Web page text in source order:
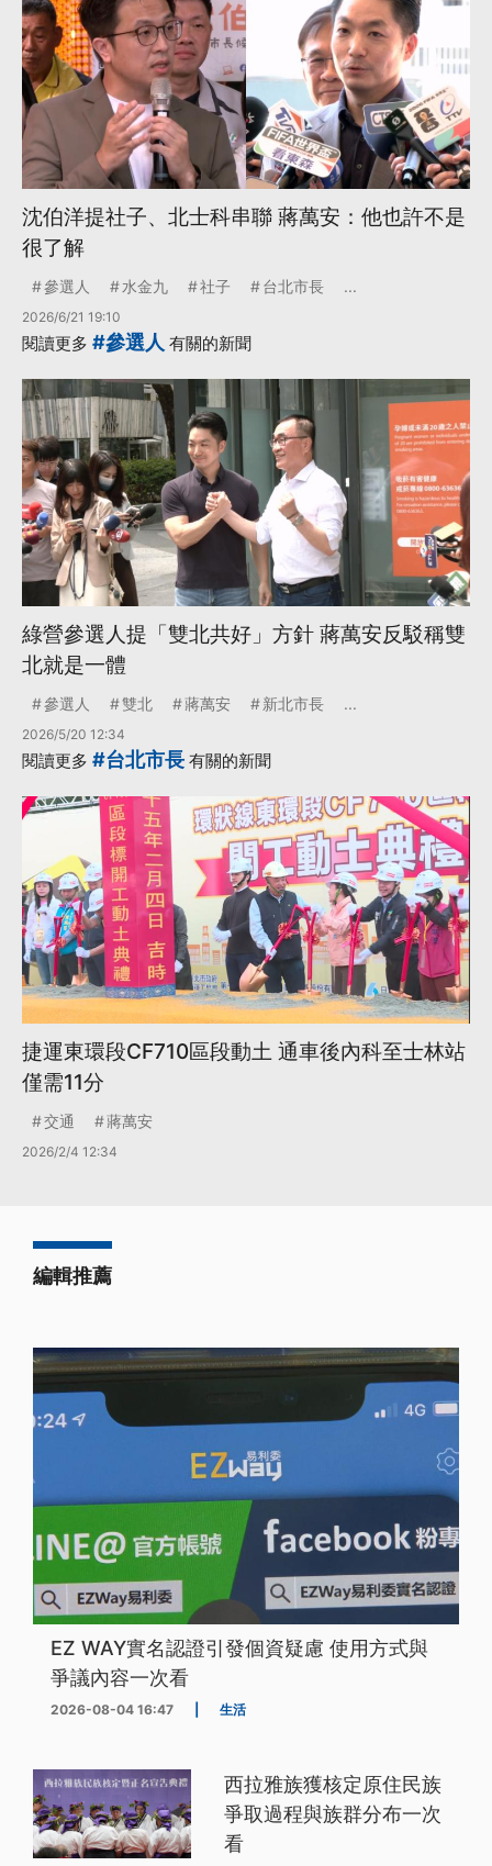
沈伯洋提社子、北士科串聯 蔣萬安：他也許不是
很了解
參選人 水金九 社子 台北市長 ...
2026/6/21 19:10
閱讀更多 #參選人 有關的新聞
綠營參選人提「雙北共好」方針 蔣萬安反駁稱雙
北就是一體
參選人 雙北 蔣萬安 新北市長 ...
2026/5/20 12:34
閱讀更多 #台北市長 有關的新聞
捷運東環段CF710區段動土 通車後內科至士林站
僅需11分
交通 蔣萬安
2026/2/4 12:34
編輯推薦
EZ WAY實名認證引發個資疑慮 使用方式與
爭議內容一次看
2026-08-04 16:47 生活
西拉雅族獲核定原住民族
爭取過程與族群分布一次
看